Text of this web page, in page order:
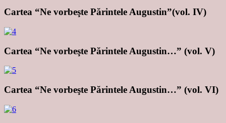
Cartea “Ne vorbeşte Părintele Augustin”(vol. IV)
Cartea “Ne vorbeşte Părintele Augustin…” (vol. V)
Cartea “Ne vorbeşte Părintele Augustin…” (vol. VI)